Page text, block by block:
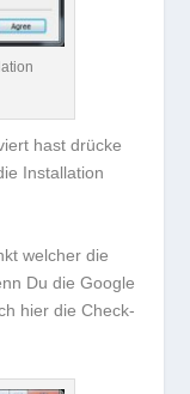
hast drücke
Installation
welcher die
Du die Google
hier die Check-